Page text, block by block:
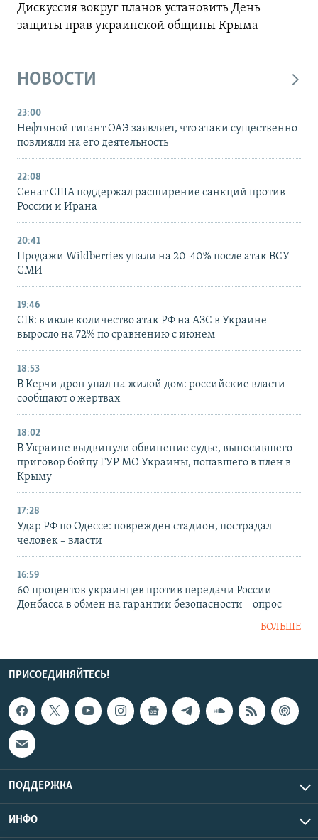
Дискуссия вокруг планов установить День
защиты прав украинской общины Крыма
НОВОСТИ
23:00
Нефтяной гигант ОАЭ заявляет, что атаки существенно
повлияли на его деятельность
22:08
Сенат США поддержал расширение санкций против
России и Ирана
20:41
Продажи Wildberries упали на 20-40% после атак ВСУ –
СМИ
19:46
CIR: в июле количество атак РФ на АЗС в Украине
выросло на 72% по сравнению с июнем
18:53
В Керчи дрон упал на жилой дом: российские власти
сообщают о жертвах
18:02
В Украине выдвинули обвинение судье, выносившего
приговор бойцу ГУР МО Украины, попавшего в плен в
Крыму
17:28
Удар РФ по Одессе: поврежден стадион, пострадал
человек – власти
16:59
60 процентов украинцев против передачи России
Донбасса в обмен на гарантии безопасности – опрос
БОЛЬШЕ
ПРИСОЕДИНЯЙТЕСЬ!
ПОДДЕРЖКА
ИНФО